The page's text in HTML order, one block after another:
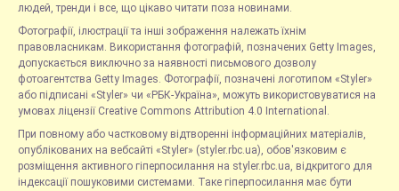
людей, тренди і все, що цікаво читати поза новинами.
Фотографії, ілюстрації та інші зображення належать їхнім
правовласникам. Використання фотографій, позначених Getty Images,
допускається виключно за наявності письмового дозволу
фотоагентства Getty Images. Фотографії, позначені логотипом «Styler»
або підписані «Styler» чи «РБК-Україна», можуть використовуватися на
умовах ліцензії Creative Commons Attribution 4.0 International.
При повному або частковому відтворенні інформаційних матеріалів,
опублікованих на вебсайті «Styler» (styler.rbc.ua), обов'язковим є
розміщення активного гіперпосилання на styler.rbc.ua, відкритого для
індексації пошуковими системами. Таке гіперпосилання має бути